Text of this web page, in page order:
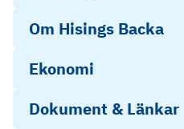
Om Hisings Backa
Ekonomi
Dokument & Länkar